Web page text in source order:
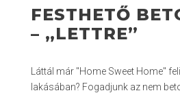
Értékelé
s5.00
az 5-ből,
alapján
FESTHETŐ
– „LETTRE”
Láttál már "Home Sweet Home"
lakásában? Fogadjunk az nem